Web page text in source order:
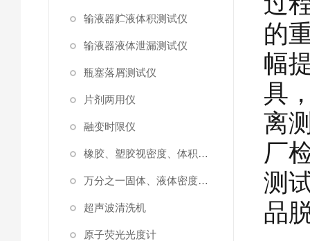
输液器贮液体积测试仪
输液器液体泄漏测试仪
瓶塞落屑测试仪
片剂两用仪
融变时限仪
橡胶、塑胶视密度、体积测试仪
万分之一固体、液体密度测定仪
超声波清洗机
原子荧光光度计
的
幅
具
离
厂
测
品